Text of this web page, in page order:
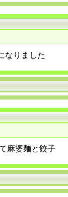
なりました
麻婆麺と餃子